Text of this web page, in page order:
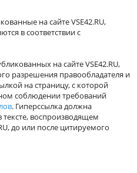
на сайте VSE42.RU,
в соответствии с
на сайте VSE42.RU,
разрешения правообладателя и
на страницу, с которой
соблюдении требований
. Гиперссылка должна
воспроизводящем
до или после цитируемого